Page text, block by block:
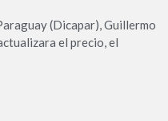
(Dicapar), Guillermo
el precio, el